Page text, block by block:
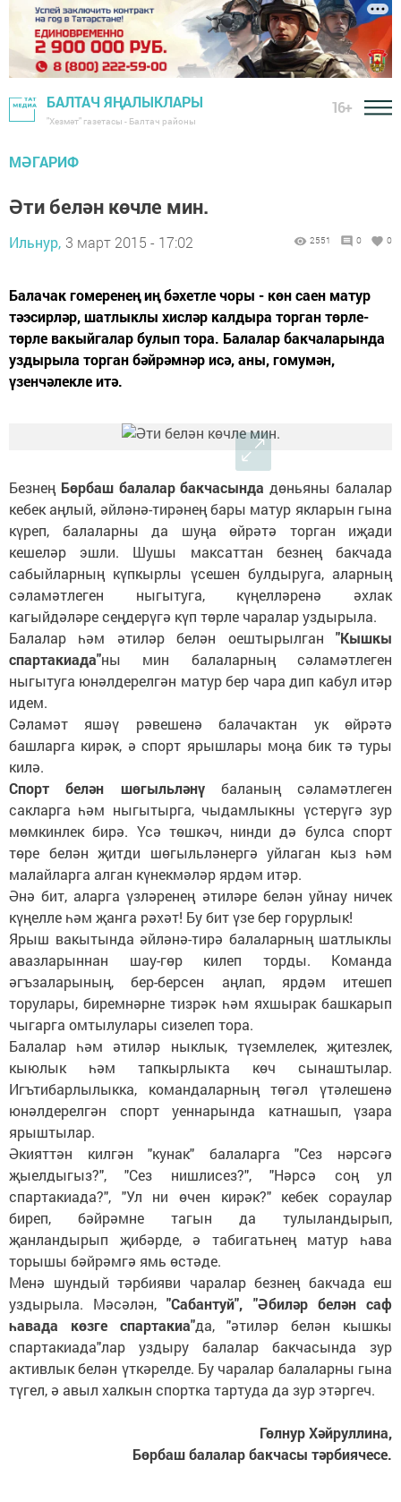
БАЛТАЧ ЯҢАЛЫКЛАРЫ
"Хезмәт" газетасы - Балтач районы
16+
МӘГАРИФ
Әти белән көчле мин.
Ильнур, 3 март 2015 - 17:02 2551 0 0
Балачак гомеренең иң бәхетле чоры - көн саен матур
тәэсирләр, шатлыклы хисләр калдыра торган төрле-
төрле вакыйгалар булып тора. Балалар бакчаларында
уздырыла торган бәйрәмнәр исә, аны, гомумән,
үзенчәлекле итә.
Безнең Бөрбаш балалар бакчасында дөньяны балалар
кебек аңлый, әйләнә-тирәнең бары матур якларын гына
күреп, балаларны да шуңа өйрәтә торган иҗади
кешеләр эшли. Шушы максаттан безнең бакчада
сабыйларның күпкырлы үсешен булдыруга, аларның
сәламәтлеген ныгытуга, күңелләренә әхлак
кагыйдәләре сеңдерүгә күп төрле чаралар уздырыла.
Балалар һәм әтиләр белән оештырылган "Кышкы
спартакиада"ны мин балаларның сәламәтлеген
ныгытуга юнәлдерелгән матур бер чара дип кабул итәр
идем.
Сәламәт яшәү рәвешенә балачактан ук өйрәтә
башларга кирәк, ә спорт ярышлары моңа бик тә туры
килә.
Спорт белән шөгыльләнүбаланың сәламәтлеген
сакларга һәм ныгытырга, чыдамлыкны үстерүгә зур
мөмкинлек бирә. Үсә төшкәч, нинди дә булса спорт
төре белән җитди шөгыльләнергә уйлаган кыз һәм
малайларга алган күнекмәләр ярдәм итәр.
Әнә бит, аларга үзләренең әтиләре белән уйнау ничек
күңелле һәм җанга рәхәт! Бу бит үзе бер горурлык!
Ярыш вакытында әйләнә-тирә балаларның шатлыклы
авазларыннан шау-гөр килеп торды. Команда
әгъзаларының, бер-берсен аңлап, ярдәм итешеп
торулары, биремнәрне тизрәк һәм яхшырак башкарып
чыгарга омтылулары сизелеп тора.
Балалар һәм әтиләр ныклык, түземлелек, җитезлек,
кыюлык һәм тапкырлыкта көч сынаштылар.
Игътибарлылыкка, командаларның төгәл үтәлешенә
юнәлдерелгән спорт уеннарында катнашып, үзара
ярыштылар.
Әкияттән килгән "кунак" балаларга "Сез нәрсәгә
җыелдыгыз?", "Сез нишлисез?", "Нәрсә соң ул
спартакиада?", "Ул ни өчен кирәк?" кебек сораулар
биреп, бәйрәмне тагын да тулыландырып,
җанландырып җибәрде, ә табигатьнең матур һава
торышы бәйрәмгә ямь өстәде.
Менә шундый тәрбияви чаралар безнең бакчада еш
уздырыла. Мәсәлән,"Сабантуй", "Әбиләр белән саф
һавада көзге спартакиа"да, "әтиләр белән кышкы
спартакиада"лар уздыру балалар бакчасында зур
активлык белән үткәрелде. Бу чаралар балаларны гына
түгел, ә авыл халкын спортка тартуда да зур этәргеч.
Гөлнур Хәйруллина,
Бөрбаш балалар бакчасы тәрбиячесе.